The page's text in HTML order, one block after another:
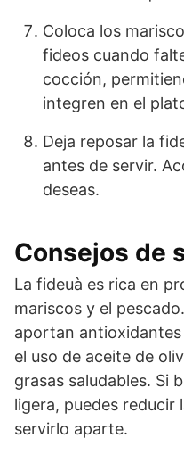
Coloca los
fideos cuando
cocción,
integren en el
Deja reposar la
antes de servir.
deseas.
Consejos de
La fideuà es rica en
mariscos y el
aportan
el uso de aceite de
grasas saludables. Si
ligera, puedes reducir
servirlo aparte.